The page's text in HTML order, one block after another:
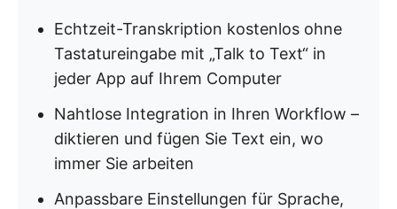
Echtzeit-Transkription kostenlos ohne
Tastatureingabe mit „Talk to Text“ in
jeder App auf Ihrem Computer
Nahtlose Integration in Ihren Workflow –
diktieren und fügen Sie Text ein, wo
immer Sie arbeiten
Anpassbare Einstellungen für Sprache,